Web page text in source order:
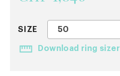
SIZE 50
Download ring sizer